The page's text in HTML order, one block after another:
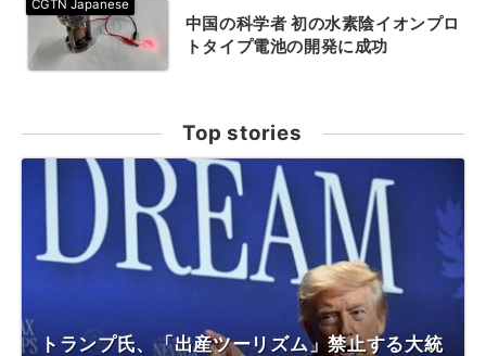
中国の科学者 初の水素陰イオンプロ
トタイプ電池の開発に成功
Top stories
トランプ氏、「出産ツーリズム」禁止する大統